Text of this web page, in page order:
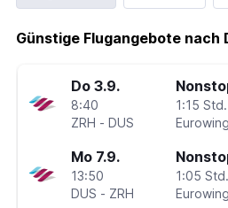
Günstige Flugangebote nach
Do 3.9.
8:40
ZRH - DUS
1:15 Std.
Mo 7.9.
13:50
DUS - ZRH
1:05 Std.